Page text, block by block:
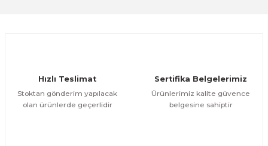
Product is more expensive than on other sites.
There should be other alternatives to this product.
Hızlı Teslimat
Stoktan gönderim yapılacak
olan ürünlerde geçerlidir
Sertifika Belgelerimiz
Ürünlerimiz kalite güvence
belgesine sahiptir